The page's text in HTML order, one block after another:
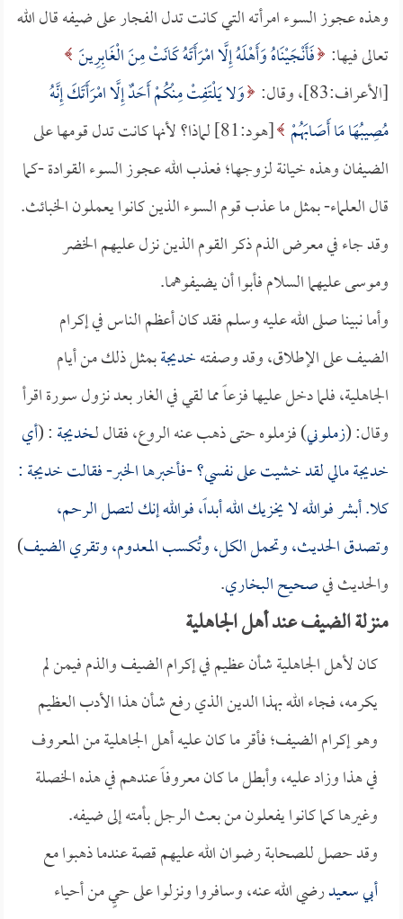
وهذه عجوز السوء امرأته التي كانت تدل الفجار على ضيفه قال الله
تعالى فيها: فَأَنْجَيْنَاهُ وَأَهْلَهُ إِلَّا امْرَأَتَهُ كَانَتْ مِنَ الْغَابِرِينَ
[الأعراف:83]، وقال:
وَلا يَلْتَفِتْ مِنْكُمْ أَحَدٌ إِلَّا امْرَأَتَكَ إِنَّهُ
مُصِيبُهَا مَا أَصَابَهُمْ
[هود:81] لماذا؟ لأنها كانت تدل قومها على
الضيفان وهذه خيانة لزوجها؛ فعذب الله عجوز السوء القوادة -كما
قال العلماء- بمثل ما عذب قوم السوء الذين كانوا يعملون الخبائث.
وقد جاء في معرض الذم ذكر القوم الذين نزل عليهم الخضر
وموسى عليهما السلام فأبوا أن يضيفوهما.
وأما نبينا صلى الله عليه وسلم فقد كان أعظم الناس في إكرام
الضيف على الإطلاق، وقد وصفتهخديجةبمثل ذلك من أيام
الجاهلية، فلما دخل عليها فزعاً مما لقي في الغار بعد نزول سورة اقرأ
وقال: (زملوني) فزملوه حتى ذهب عنه الروع، فقال لـخديجة: (أي
خديجةمالي لقد خشيت على نفسي؟ -فأخبرها الخبر- فقالتخديجة:
كلا. أبشر فوالله لا يخزيك الله أبداً، فوالله إنك لتصل الرحم،
وتصدق الحديث، وتحمل الكل، وتُكسب المعدوم، وتقري الضيف)
والحديث فيصحيح البخاري.
منزلة الضيف عند أهل الجاهلية
كان لأهل الجاهلية شأن عظيم في إكرام الضيف والذم فيمن لم
يكرمه، فجاء الله بهذا الدين الذي رفع شأن هذا الأدب العظيم
وهو إكرام الضيف؛ فأقر ما كان عليه أهل الجاهلية من المعروف
في هذا وزاد عليه، وأبطل ما كان معروفاً عندهم في هذه الخصلة
وغيرها كما كانوا يفعلون من بعث الرجل بأمته إلى ضيفه.
وقد حصل للصحابة رضوان الله عليهم قصة عندما ذهبوا مع
أبي سعيدرضي الله عنه، وسافروا ونزلوا على حيٍ من أحياء